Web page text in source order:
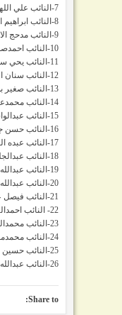
7-النائب علي اللهبي
8-النائب ابراهيم المزلم
9-النائب مدحج الاحمر
10-النائب احمدصوفان
11-النائب يحي سهيل
12-النائب سنان العجي
13-النائب صغير بن عزيز
14-النائب محمدعبده سعيد
15-النائب عبدالواسع هائل
16-النائب حسن جيد
17-النائب عبده العودي
18-النائب عبدالجليل ثابت
19-النائب عبدالله بدرالدين
20-النائب عبدالله البشيري
21-النائب فيصل عريج
22- النائب احمدالزهيري
23-النائب محمدالحاشدي
24-النائب محمدمحمدمنصور
25-النائب حسين الاحمر
26-النائب عبدالله سعد
Share to: